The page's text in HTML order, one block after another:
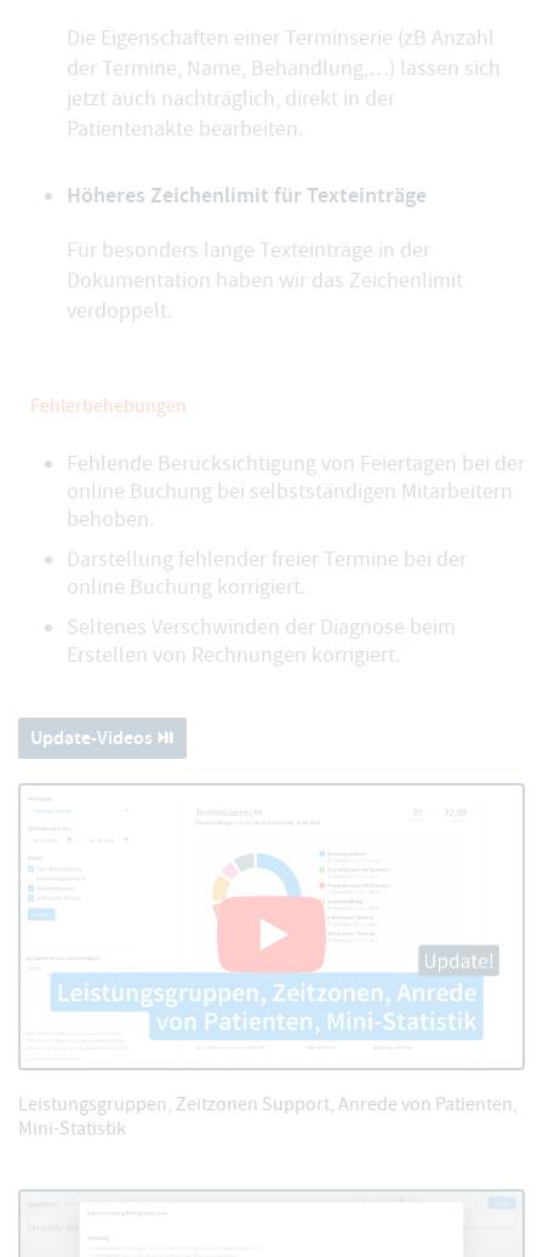
Die Eigenschaften einer Terminserie (zB Anzahl
der Termine, Name, Behandlung,…) lassen sich
jetzt auch nachträglich, direkt in der
Patientenakte bearbeiten.
Höheres Zeichenlimit für Texteinträge
Für besonders lange Texteinträge in der
Dokumentation haben wir das Zeichenlimit
verdoppelt.
Fehlerbehebungen
Fehlende Berücksichtigung von Feiertagen bei der
online Buchung bei selbstständigen Mitarbeitern
behoben.
Darstellung fehlender freier Termine bei der
online Buchung korrigiert.
Seltenes Verschwinden der Diagnose beim
Erstellen von Rechnungen korrigiert.
Update-Videos ⏯️
Leistungsgruppen, Zeitzonen Support, Anrede von Patienten,
Mini-Statistik